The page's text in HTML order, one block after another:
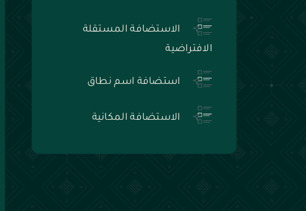
الاستضافة المستقلة
الافتراضية
استضافة اسم نطاق
الاستضافة المكانية